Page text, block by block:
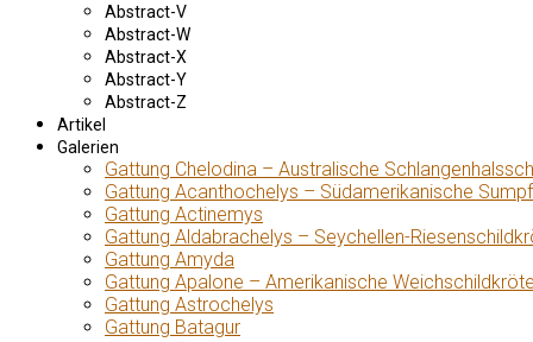
Abstract-V
Abstract-W
Abstract-X
Abstract-Y
Abstract-Z
Artikel
Galerien
Gattung Chelodina – Australische
Gattung Acanthochelys – Südamerikanische
Gattung Actinemys
Gattung Aldabrachelys – Seychellen-
Gattung Amyda
Gattung Apalone – Amerikanische
Gattung Astrochelys
Gattung Batagur